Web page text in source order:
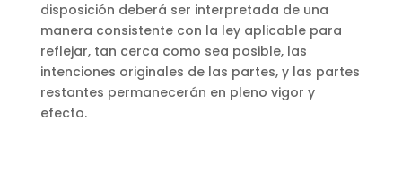
disposición deberá ser interpretada de una
manera consistente con la ley aplicable para
reflejar, tan cerca como sea posible, las
intenciones originales de las partes, y las partes
restantes permanecerán en pleno vigor y
efecto.